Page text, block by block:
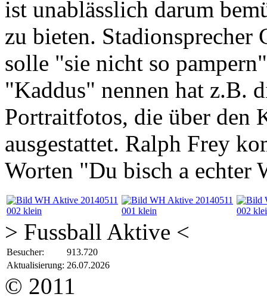
ist unablässlich darum
zu bieten. Stadionsprecher
solle "sie nicht so
"Kaddus" nennen hat z.B.
Portraitfotos, die über den
ausgestattet. Ralph Frey
Worten "Du bisch a echter
> Fussball Aktive <
Besucher:
913.720
Aktualisierung: 26.07.2026
© 2011